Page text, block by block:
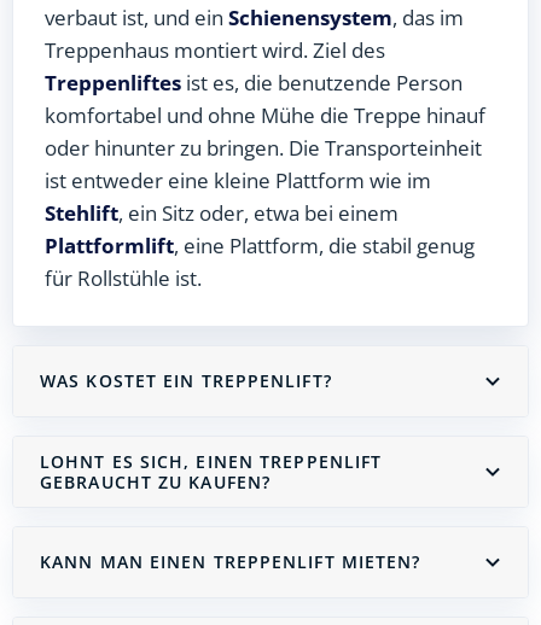
verbaut ist, und ein Schienensystem, das im
Treppenhaus montiert wird. Ziel des
Treppenliftes ist es, die benutzende Person
komfortabel und ohne Mühe die Treppe hinauf
oder hinunter zu bringen. Die Transporteinheit
ist entweder eine kleine Plattform wie im
Stehlift, ein Sitz oder, etwa bei einem
Plattformlift, eine Plattform, die stabil genug
für Rollstühle ist.
WAS KOSTET EIN TREPPENLIFT?
LOHNT ES SICH, EINEN TREPPENLIFT
GEBRAUCHT ZU KAUFEN?
KANN MAN EINEN TREPPENLIFT MIETEN?